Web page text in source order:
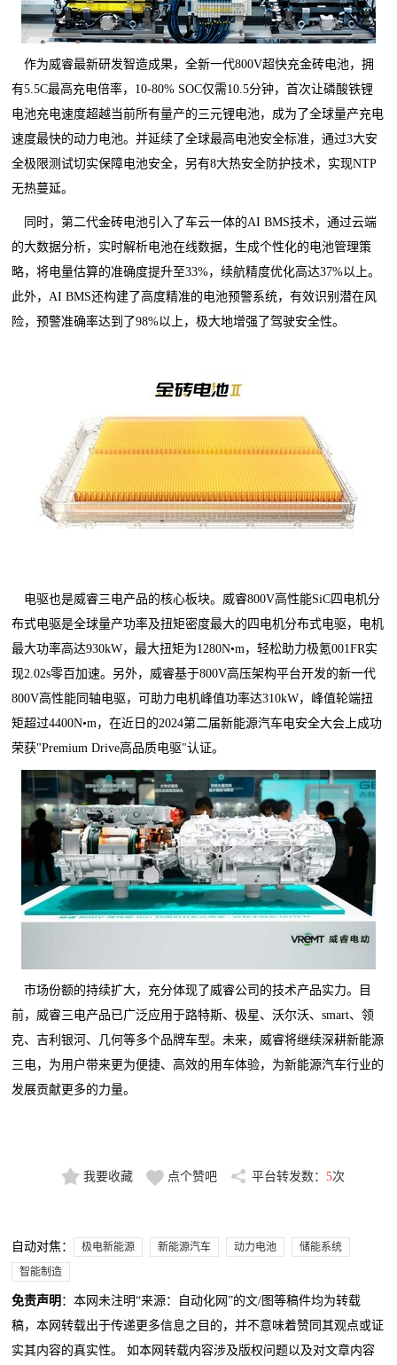
作为威睿最新研发智造成果，全新一代800V超快充金砖电池，拥
有5.5C最高充电倍率，10-80% SOC仅需10.5分钟，首次让磷酸铁锂
电池充电速度超越当前所有量产的三元锂电池，成为了全球量产充电
速度最快的动力电池。并延续了全球最高电池安全标准，通过3大安
全极限测试切实保障电池安全，另有8大热安全防护技术，实现NTP
无热蔓延。
同时，第二代金砖电池引入了车云一体的AI BMS技术，通过云端
的大数据分析，实时解析电池在线数据，生成个性化的电池管理策
略，将电量估算的准确度提升至33%，续航精度优化高达37%以上。
此外，AI BMS还构建了高度精准的电池预警系统，有效识别潜在风
险，预警准确率达到了98%以上，极大地增强了驾驶安全性。
电驱也是威睿三电产品的核心板块。威睿800V高性能SiC四电机分
布式电驱是全球量产功率及扭矩密度最大的四电机分布式电驱，电机
最大功率高达930kW，最大扭矩为1280N•m，轻松助力极氪001FR实
现2.02s零百加速。另外，威睿基于800V高压架构平台开发的新一代
800V高性能同轴电驱，可助力电机峰值功率达310kW，峰值轮端扭
矩超过4400N•m，在近日的2024第二届新能源汽车电安全大会上成功
荣获"Premium Drive高品质电驱"认证。
市场份额的持续扩大，充分体现了威睿公司的技术产品实力。目
前，威睿三电产品已广泛应用于路特斯、极星、沃尔沃、smart、领
克、吉利银河、几何等多个品牌车型。未来，威睿将继续深耕新能源
三电，为用户带来更为便捷、高效的用车体验，为新能源汽车行业的
发展贡献更多的力量。
我要收藏 点个赞吧 平台转发数： 5次
自动对焦： 极电新能源 新能源汽车 动力电池
储能系统
智能制造
免责声明 ：本网未注明“来源：自动化网”的文/图等稿件均为转载
稿，本网转载出于传递更多信息之目的，并不意味着赞同其观点或证
实其内容的真实性。 如本网转载内容涉及版权问题以及对文章内容